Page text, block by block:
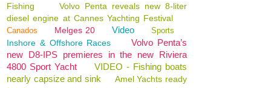
Fishing
Volvo Penta reveals new 8-liter
diesel engine at Cannes Yachting Festival
Canados Melges 20 Video Sports
Inshore & Offshore Races
Volvo Penta’s
new D8-IPS premieres in the new Riviera
4800 Sport Yacht
VIDEO - Fishing boats
nearly capsize and sink
Amel Yachts ready